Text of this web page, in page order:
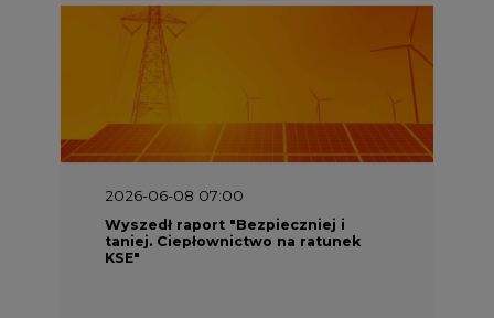
2026-06-08 07:00
taniej. Ciepłownictwo na ratunek